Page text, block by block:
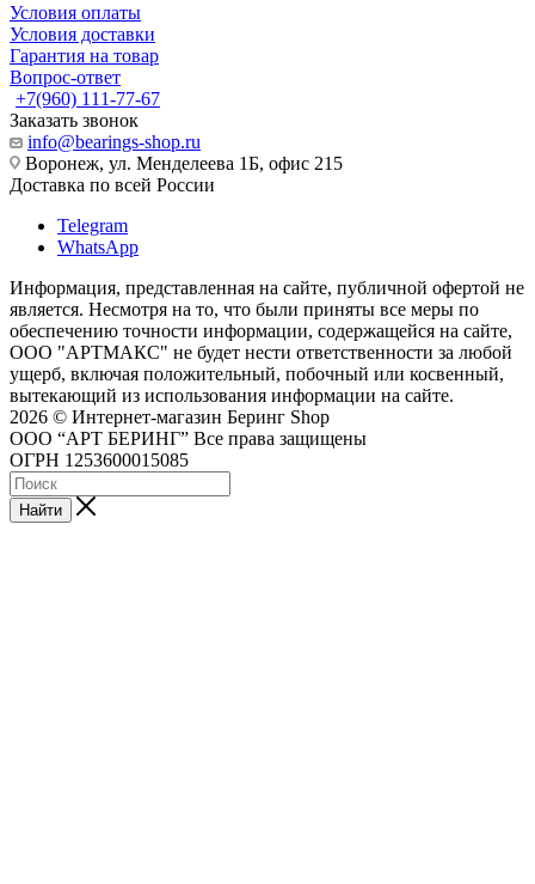
Условия оплаты
Условия доставки
Гарантия на товар
Вопрос-ответ
+7(960) 111-77-67
Заказать звонок
info@bearings-shop.ru
Воронеж, ул. Менделеева 1Б, офис 215
Доставка по всей России
Telegram
WhatsApp
Информация, представленная на сайте, публичной офертой не
является. Несмотря на то, что были приняты все меры по
обеспечению точности информации, содержащейся на сайте,
ООО "АРТМАКС" не будет нести ответственности за любой
ущерб, включая положительный, побочный или косвенный,
вытекающий из использования информации на сайте.
2026 © Интернет-магазин Беринг Shop
ООО “АРТ БЕРИНГ” Все права защищены
ОГРН 1253600015085
Найти